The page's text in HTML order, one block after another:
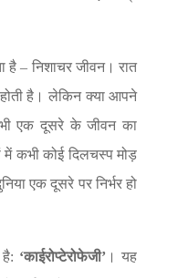
है – निशाचर जीवन। रात
होती है। लेकिन क्या आपने
एक दूसरे के जीवन का
कभी कोई दिलचस्प मोड़
एक दूसरे पर निर्भर हो
‘काईरोप्टेरोफेजी’ । यह